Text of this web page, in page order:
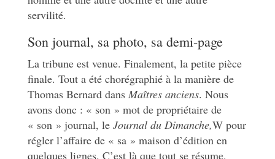
servilité.
Son journal, sa photo, sa demi-page
La tribune est venue. Finalement, la petite pièce
finale. Tout a été chorégraphié à la manière de
Thomas Bernard dans Maîtres anciens. Nous
avons donc : « son » mot de propriétaire de
« son » journal, le Journal du Dimanche,W pour
régler l’affaire de « sa » maison d’édition en
quelques lignes. C’est là que tout se résume,